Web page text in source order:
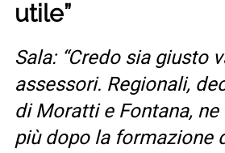
utile”
Sala: “Credo sia giusto
assessori. Regionali,
di Moratti e Fontana,
più dopo la formazione